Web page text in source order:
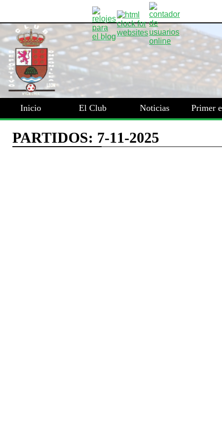
Inicio El Club Noticias Primer